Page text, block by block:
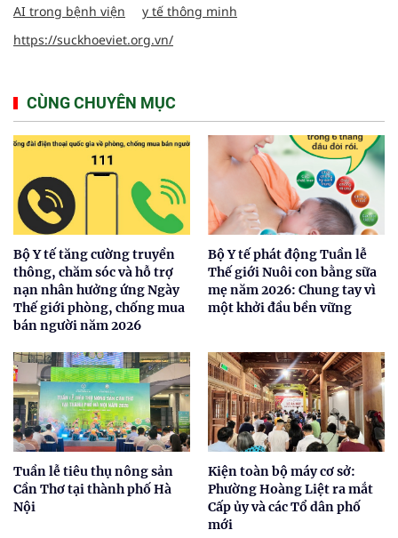
AI trong bệnh viện
y tế thông minh
https://suckhoeviet.org.vn/
CÙNG CHUYÊN MỤC
Bộ Y tế tăng cường truyền
thông, chăm sóc và hỗ trợ
nạn nhân hưởng ứng Ngày
Thế giới phòng, chống mua
bán người năm 2026
Bộ Y tế phát động Tuần lễ
Thế giới Nuôi con bằng sữa
mẹ năm 2026: Chung tay vì
một khởi đầu bền vững
Tuần lễ tiêu thụ nông sản
Cần Thơ tại thành phố Hà
Nội
Kiện toàn bộ máy cơ sở:
Phường Hoàng Liệt ra mắt
Cấp ủy và các Tổ dân phố
mới